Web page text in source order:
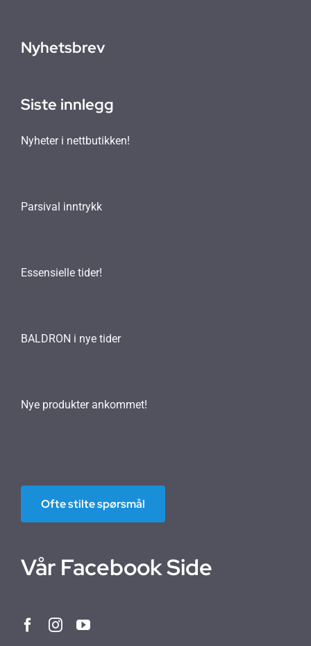
Nyhetsbrev
Siste innlegg
Nyheter i nettbutikken!
Parsival inntrykk
Essensielle tider!
BALDRON i nye tider
Nye produkter ankommet!
Ofte stilte spørsmål
Vår Facebook Side